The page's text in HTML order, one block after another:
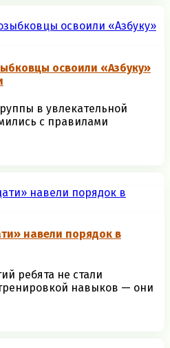
освоили «Азбуку»
в увлекательной
с правилами
навели порядок в
ребята не стали
навыков — они